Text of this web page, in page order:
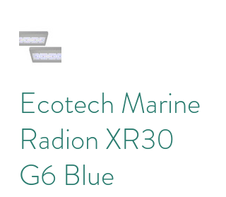
Ecotech Marine
Radion XR30
G6 Blue